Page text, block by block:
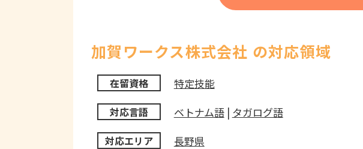
加賀ワークス株式会社 の対応領域
在留資格 特定技能
対応言語 ベトナム語| タガログ語
対応エリア 長野県